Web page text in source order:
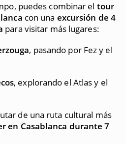
puedes combinar el tour
con una excursión de 4
para visitar más lugares:
, pasando por Fez y el
, explorando el Atlas y el
de una ruta cultural más
en Casablanca durante 7